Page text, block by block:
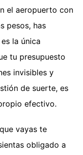
el aeropuerto con
pesos, has
la única
tu presupuesto
invisibles y
de suerte, es
efectivo.
vayas te
obligado a